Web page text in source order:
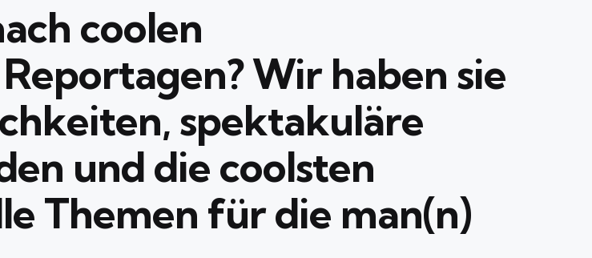
coolen
? Wir haben sie
spektakuläre
und die coolsten
Themen für die man(n)